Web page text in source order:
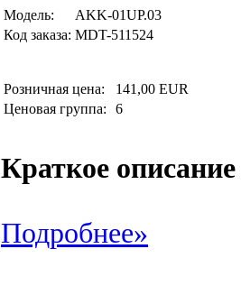
Модель:
AKK-01UP.03
Код заказа: MDT-511524
Розничная цена:
141,00 EUR
Ценовая группа:
6
Краткое описание
Подробнее»